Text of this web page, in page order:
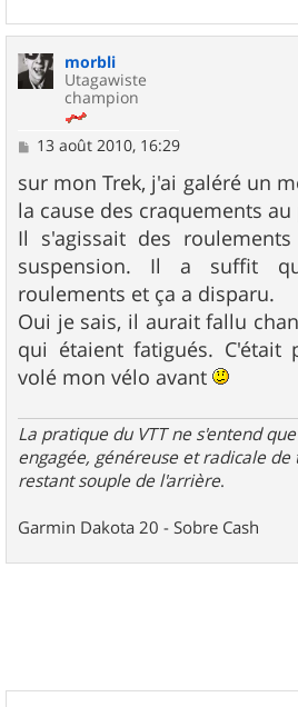
morbli
Utagawiste
champion
M
s
s
a
13 août 2010, 16:29
sur mon Trek, j'ai galéré un
la cause des craquements au
Il s'agissait des
suspension. Il a suffit
roulements et ça a disparu.
Oui je sais, il aurait fallu
qui étaient fatigués. C'était
volé mon vélo avant
La pratique du VTT ne s'entend
engagée, généreuse et radicale
restant souple de l'arrière.
Garmin Dakota 20 - Sobre Cash